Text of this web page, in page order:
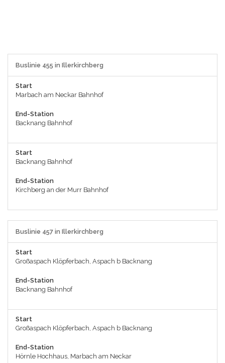
Buslinie 455 in Illerkirchberg
Start
Marbach am Neckar Bahnhof
End-Station
Backnang Bahnhof
Start
Backnang Bahnhof
End-Station
Kirchberg an der Murr Bahnhof
Buslinie 457 in Illerkirchberg
Start
Großaspach Klöpferbach, Aspach b Backnang
End-Station
Backnang Bahnhof
Start
Großaspach Klöpferbach, Aspach b Backnang
End-Station
Hörnle Hochhaus, Marbach am Neckar